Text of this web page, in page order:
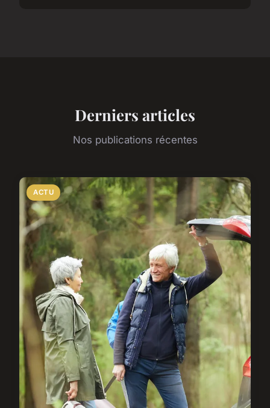
Derniers articles
Nos publications récentes
ACTU